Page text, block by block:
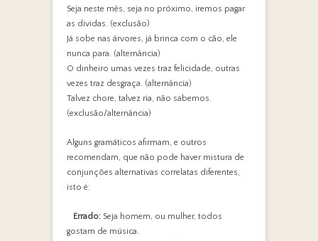
Seja neste mês, seja no próximo, iremos pagar
as dívidas. (exclusão)
Já sobe nas árvores, já brinca com o cão, ele
nunca para. (alternância)
O dinheiro umas vezes traz felicidade, outras
vezes traz desgraça. (alternância)
Talvez chore, talvez ria, não sabemos.
(exclusão/alternância)
Alguns gramáticos afirmam, e outros
recomendam, que não pode haver mistura de
conjunções alternativas correlatas diferentes,
isto é:
Errado: Seja homem, ou mulher, todos
gostam de música.